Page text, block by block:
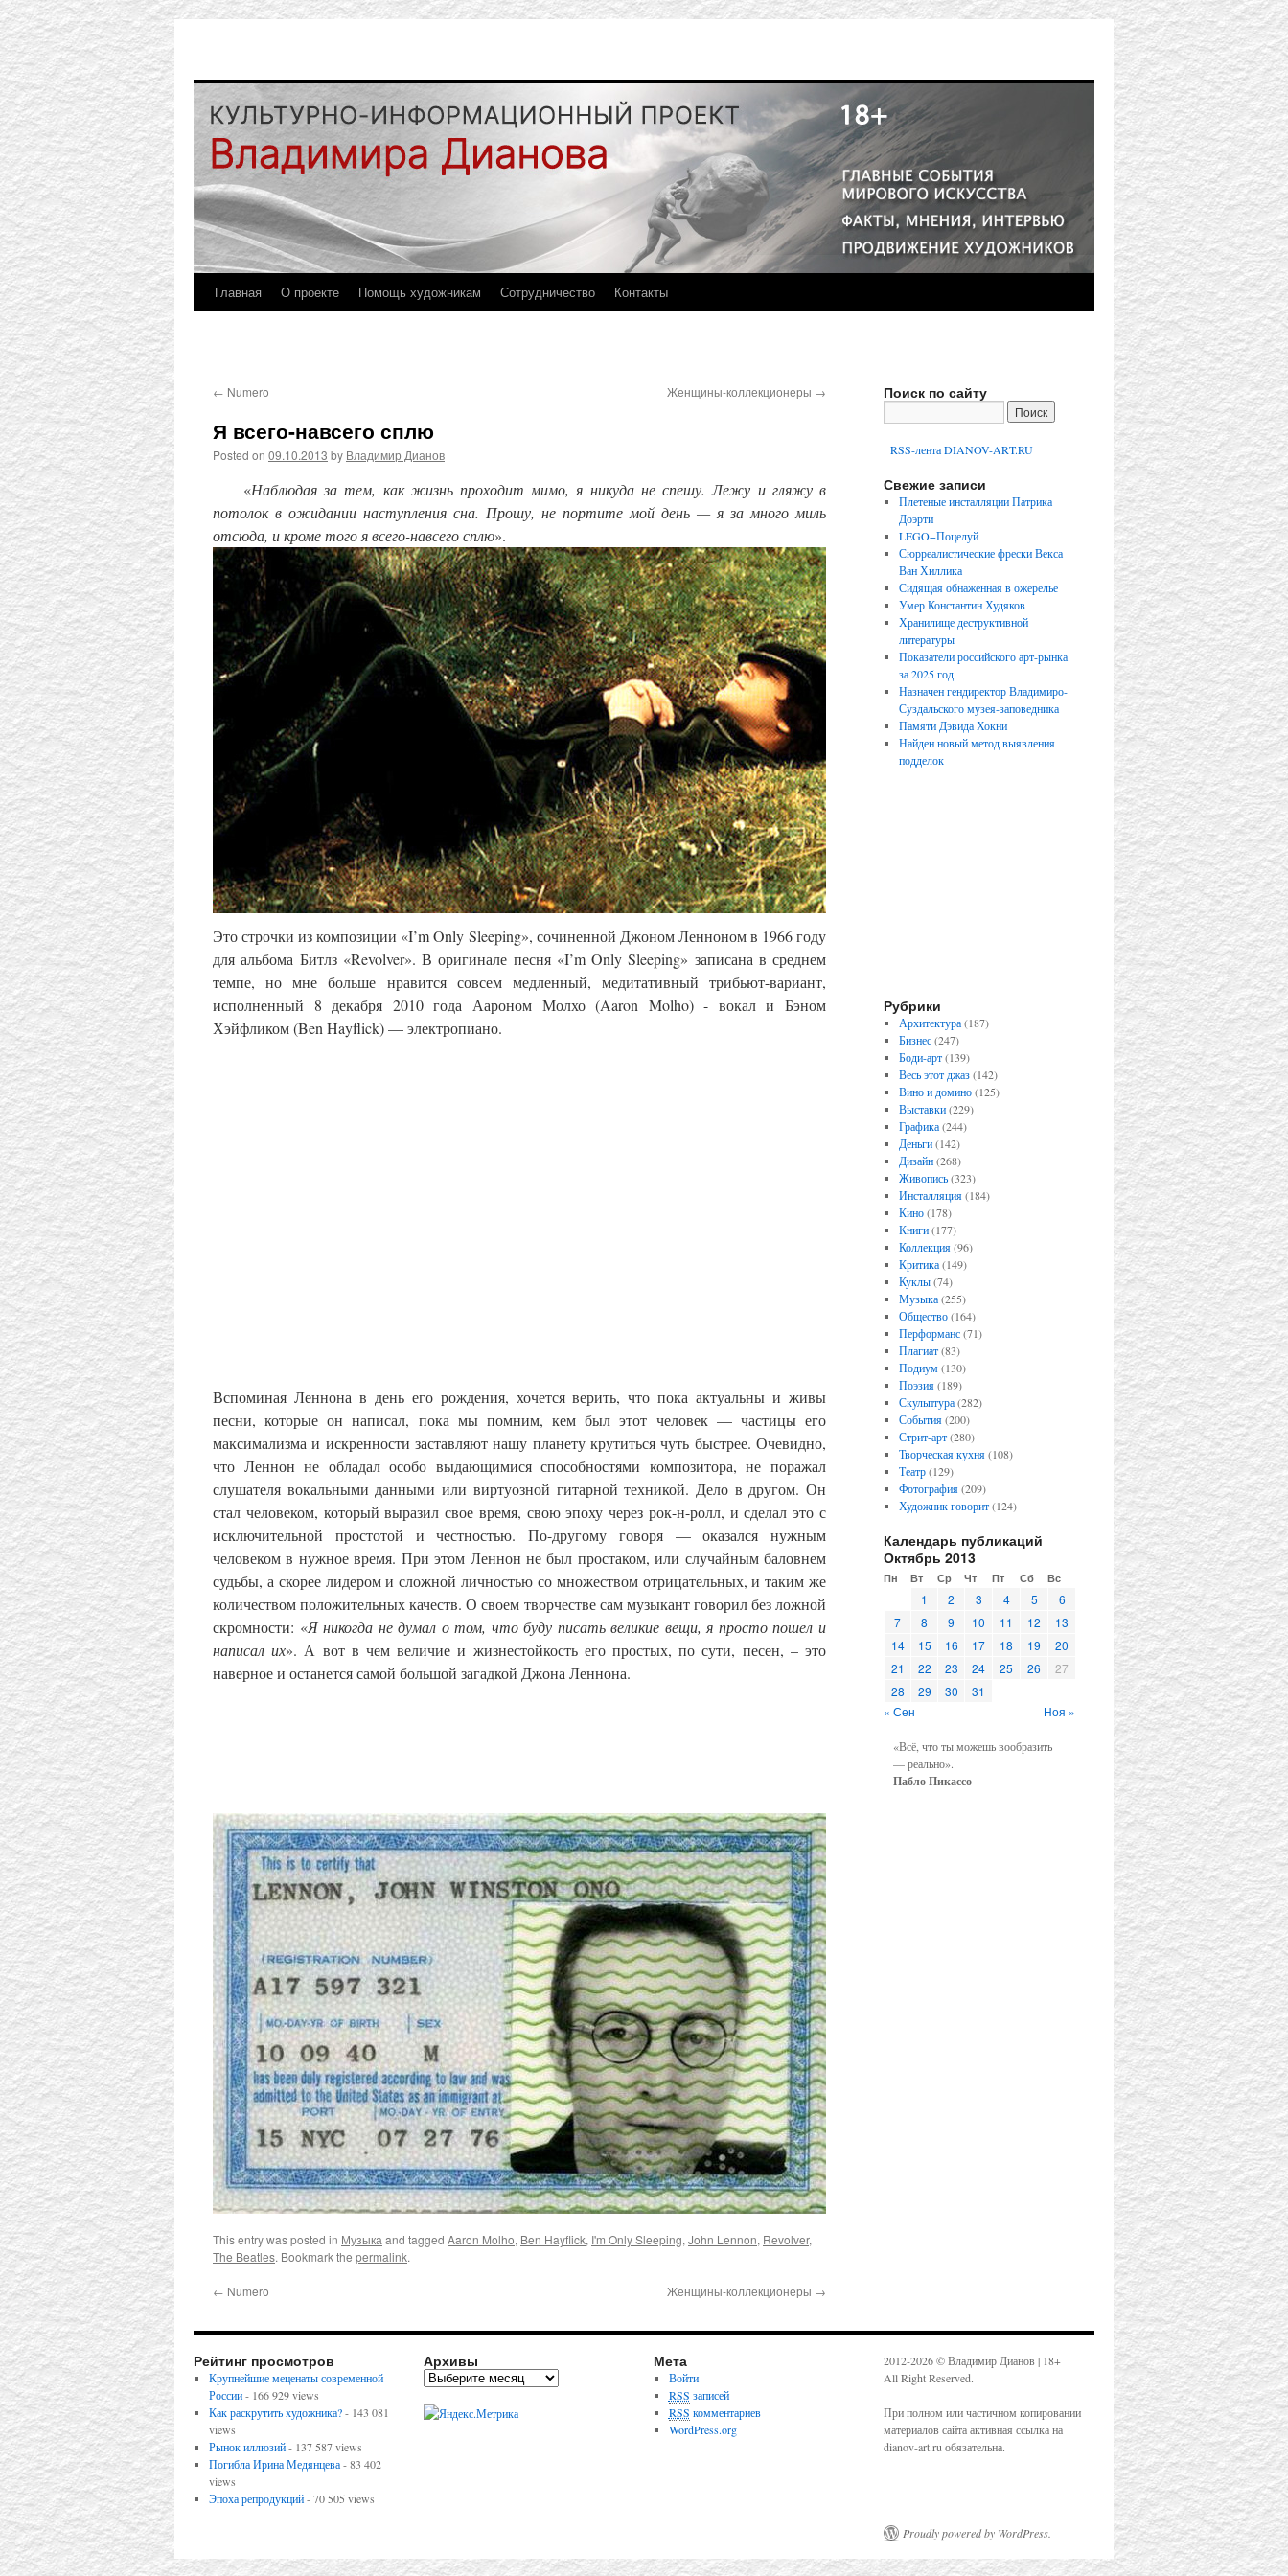
Главная О проекте Помощь художникам Сотрудничество Контакты
← Numero Женщины-коллекционеры →
Я всего-навсего сплю
Posted on 09.10.2013 by Владимир Дианов
«Наблюдая за тем, как жизнь проходит мимо, я никуда не спешу. Лежу и гляжу в
потолок в ожидании наступления сна. Прошу, не портите мой день — я за много миль
отсюда, и кроме того я всего-навсего сплю».
Это строчки из композиции «I’m Only Sleeping», сочиненной Джоном Ленноном в 1966 году
для альбома Битлз «Revolver». В оригинале песня «I’m Only Sleeping» записана в среднем
темпе, но мне больше нравится совсем медленный, медитативный трибьют-вариант,
исполненный 8 декабря 2010 года Аароном Молхо (Aaron Molho)- вокали Бэном
Хэйфликом (Ben Hayflick) —электропиано.
Вспоминая Леннона в день его рождения, хочется верить, что пока актуальны и живы
песни, которые он написал, пока мы помним, кем был этот человек — частицыего
максимализма и искренности заставляют нашу планету крутиться чуть быстрее.Очевидно,
что Леннон не обладал особо выдающимися способностями композитора, не поражал
слушателя вокальными данными или виртуозной гитарной техникой. Дело в другом. Он
стал человеком, который выразил свое время, свою эпоху через рок-н-ролл, и сделал это с
исключительной простотой и честностью. По-другому говоря — оказался нужным
человеком в нужное время. При этом Леннон не был простаком, или случайным баловнем
судьбы, а скорее лидером и сложной личностью со множеством отрицательных, и таким же
количеством положительных качеств.О своем творчестве сам музыкант говорил без ложной
скромности: «Я никогда не думал о том, что буду писать великие вещи, я просто пошел и
написал их». А вот в чем величие и жизнестойкость его простых, по сути, песен, – это
наверное и останется самой большой загадкой Джона Леннона.
This entry was posted in Музыка and tagged Aaron Molho, Ben Hayflick, I'm Only Sleeping, John Lennon, Revolver,
The Beatles. Bookmark the permalink.
← Numero Женщины-коллекционеры →
Поиск по сайту
RSS-лента DIANOV-ART.RU
Свежие записи
Плетеные инсталляции Патрика
Доэрти
LEGO−Поцелуй
Сюрреалистические фрески Векса
Ван Хиллика
Сидящая обнаженная в ожерелье
Умер Константин Худяков
Хранилище деструктивной
литературы
Показатели российского арт-рынка
за 2025 год
Назначен гендиректор Владимиро-
Суздальского музея-заповедника
Памяти Дэвида Хокни
Найден новый метод выявления
подделок
Рубрики
Архитектура(187)
Бизнес(247)
Боди-арт(139)
Весь этот джаз(142)
Вино и домино(125)
Выставки(229)
Графика(244)
Деньги(142)
Дизайн(268)
Живопись(323)
Инсталляция(184)
Кино(178)
Книги(177)
Коллекция(96)
Критика(149)
Куклы(74)
Музыка(255)
Общество(164)
Перформанс(71)
Плагиат(83)
Подиум(130)
Поэзия(189)
Скульптура(282)
События(200)
Стрит-арт(280)
Творческая кухня(108)
Театр(129)
Фотография(209)
Художник говорит(124)
Календарь публикаций
Октябрь 2013
Пн Вт Ср Чт Пт Сб Вс
« Сен Ноя »
1 2 3 4 5
6
7
8 9 10 11 12
13
14
15 16 17 18 19
20
21
22 23 24 25 26
27
28
29 30 31
«Всё, что ты можешь вообразить
— реально».
Пабло Пикассо
Рейтинг просмотров
Крупнейшие меценаты современной
России- 166 929 views
Как раскрутить художника?- 143 081
views
Рынок иллюзий- 137 587 views
Погибла Ирина Медянцева- 83 402
views
Эпоха репродукций- 70 505 views
Архивы Мета
Войти
RSS записей
RSS комментариев
WordPress.org
2012-2026 © Владимир Дианов | 18+
All Right Reserved.
При полном или частичном копировании
материалов сайта активная ссылка на
dianov-art.ru обязательна.
Proudly powered by WordPress.